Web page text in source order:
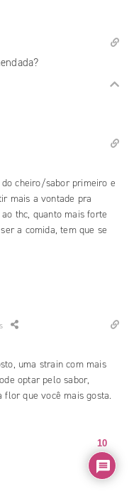
cheiro/sabor primeiro e
mais a vontade pra
thc, quanto mais forte
a comida, tem que se
uma strain com mais
optar pelo sabor,
flor que você mais gosta.
10